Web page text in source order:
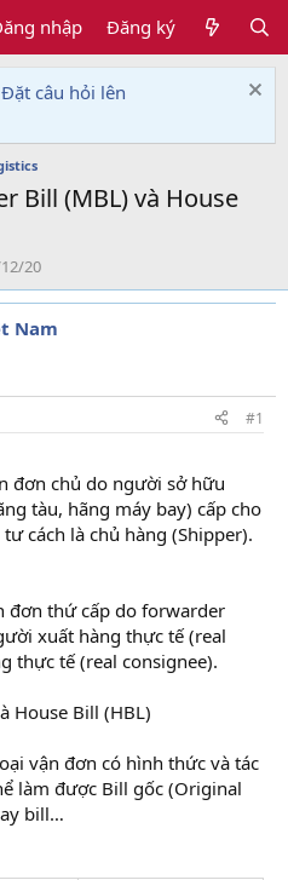
nhập Đăng ký
câu hỏi lên
Bill (MBL) và House
20
Nam
#1
đơn chủ do người sở hữu
tàu, hãng máy bay) cấp cho
cách là chủ hàng (Shipper).
đơn thứ cấp do forwarder
xuất hàng thực tế (real
thực tế (real consignee).
House Bill (HBL)
vận đơn có hình thức và tác
làm được Bill gốc (Original
bill…